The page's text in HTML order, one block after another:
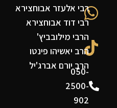
050-
2500-
902
רבי אלעזר אבוחצירא
רבי דוד אבוחצירא
הרבי מילובביץ'
הרב יאשיהו פינטו
הרב יורם אברג'יל